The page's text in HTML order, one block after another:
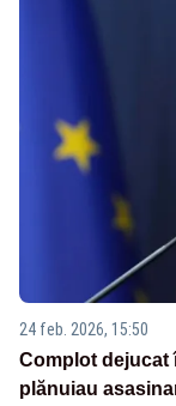
24 feb. 2026, 15:50
Complot dejucat
plănuiau